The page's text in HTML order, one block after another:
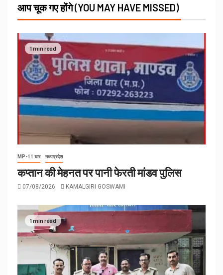
आप चूक गए होंगे (YOU MAY HAVE MISSED)
1 min read
MP-11 धार मध्यप्रदेश
कप्तान की मेहनत पर पानी फेरती मांडव पुलिस
07/08/2026 KAMALGIRI GOSWAMI
1 min read